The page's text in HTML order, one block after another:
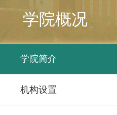
学院概况
学院简介
机构设置